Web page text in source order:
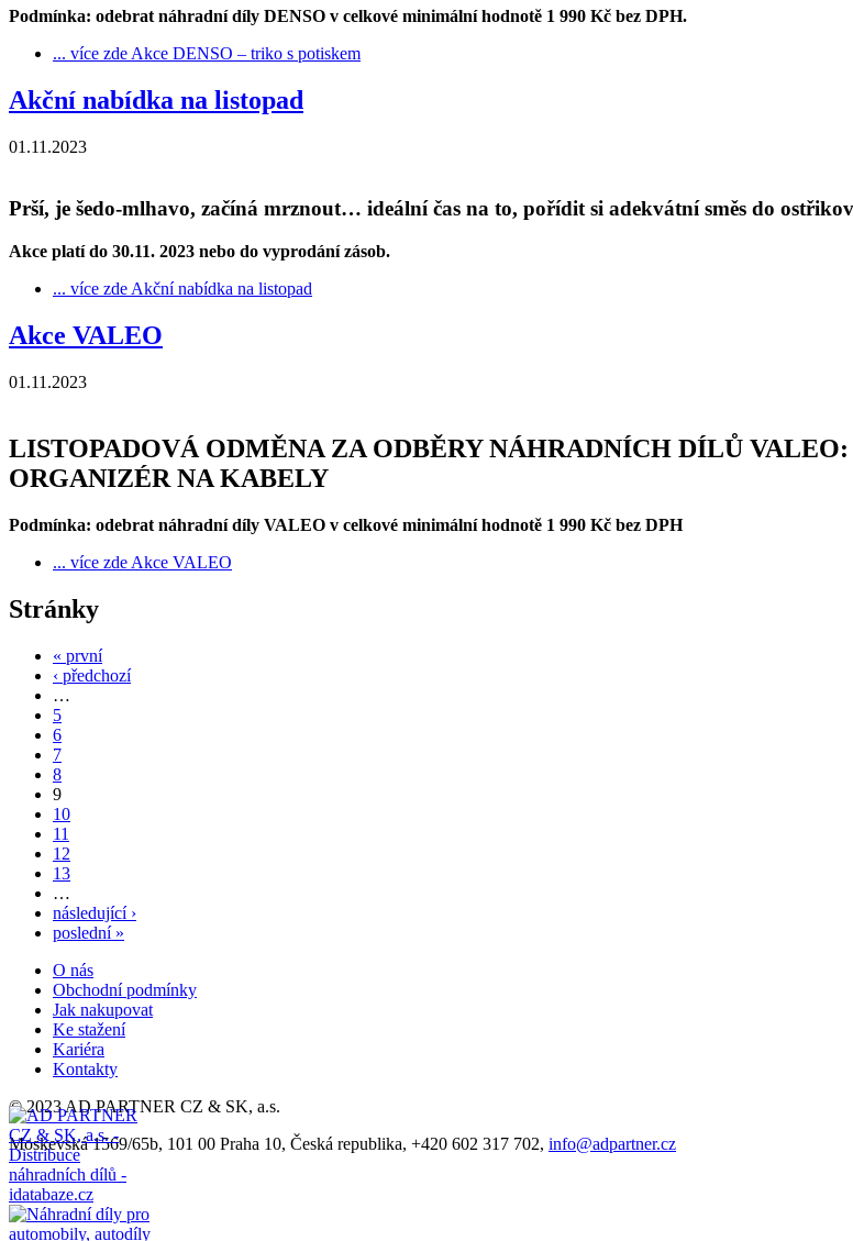
Podmínka: odebrat náhradní díly DENSO v celkové minimální hodnotě 1 990 Kč bez DPH.
... více zde Akce DENSO – triko s potiskem
Akční nabídka na listopad
01.11.2023
Prší, je šedo-mlhavo, začíná mrznout… ideální čas na to, pořídit si adekvátní směs do
Akce platí do 30.11. 2023 nebo do vyprodání zásob.
... více zde Akční nabídka na listopad
Akce VALEO
01.11.2023
LISTOPADOVÁ ODMĚNA ZA ODBĚRY NÁHRADNÍCH DÍLŮ VALEO:
ORGANIZÉR NA KABELY
Podmínka: odebrat náhradní díly VALEO v celkové minimální hodnotě 1 990 Kč bez DPH
... více zde Akce VALEO
Stránky
« první
‹ předchozí
…
5
6
7
8
9
10
11
12
13
…
následující ›
poslední »
O nás
Obchodní podmínky
Jak nakupovat
Ke stažení
Kariéra
Kontakty
© 2023 AD PARTNER CZ & SK, a.s.
Moskevská 1569/65b, 101 00 Praha 10, Česká republika, +420 602 317 702, info@adpartner.cz